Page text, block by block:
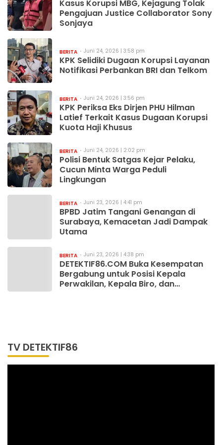
Kasus Korupsi MBG, Kejagung Tolak
Pengajuan Justice Collaborator Sony
Sonjaya
BERITA Juni 24, 2026 | 3:58 pm
KPK Selidiki Dugaan Korupsi Layanan
Notifikasi Perbankan BRI dan Telkom
BERITA Juni 24, 2026 | 3:56 pm
KPK Periksa Eks Dirjen PHU Hilman
Latief Terkait Kasus Dugaan Korupsi
Kuota Haji Khusus
BERITA Juni 24, 2026 | 2:02 pm
Polisi Bentuk Satgas Kejar Pelaku,
Cucun Minta Warga Peduli
Lingkungan
BERITA Juni 23, 2026 | 4:41 pm
BPBD Jatim Tangani Genangan di
Surabaya, Kemacetan Jadi Dampak
Utama
BERITA Juni 23, 2026 | 4:38 pm
DETEKTIF86.COM Buka Kesempatan
Bergabung untuk Posisi Kepala
Perwakilan, Kepala Biro, dan
TV DETEKTIF86